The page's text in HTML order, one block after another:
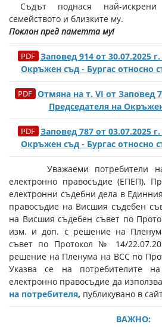
Съдът поднася най-искрени
семейството и близките му.
Поклон пред паметта му!
Заповед 914 от 30.07.2025
Окръжен съд - Бургас относно
Отмяна на т. VI от Заповед
Председателя на
Заповед 787 от 03.07.2025
Окръжен съд - Бургас относно
Уважаеми потребители на
електронно правосъдие (ЕПЕП),
електронни съдебни дела в
правосъдие на Висшия съдебен
на Висшия съдебен съвет по
изм. и доп. с решение на
съвет по Протокол № 14/
решение на Пленума на ВСС по
Указва се на потребителите
електронно правосъдие да
на потребителя, публикувано в
ВАЖНО: